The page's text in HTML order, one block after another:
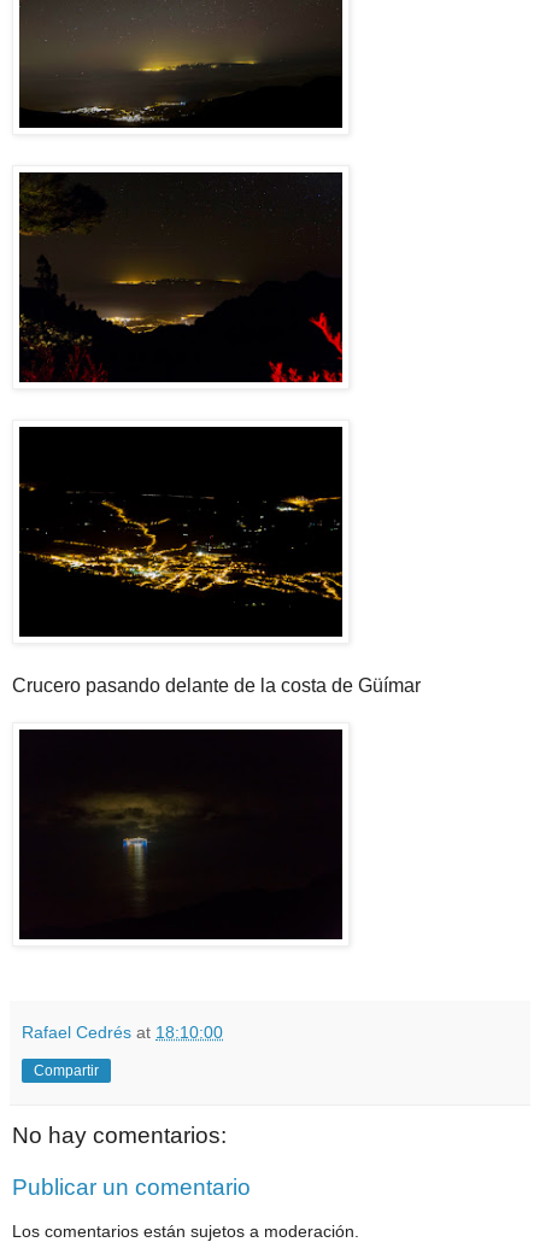
Crucero pasando delante de la costa de Güímar
Rafael Cedrés at 18:10:00
Compartir
No hay comentarios:
Publicar un comentario
Los comentarios están sujetos a moderación.